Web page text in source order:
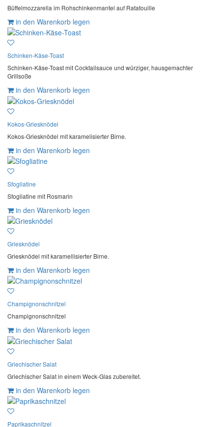
Büffelmozzarella im Rohschinkenmantel auf Ratatouille
in den Warenkorb legen
Schinken-Käse-Toast
Schinken-Käse-Toast mit Cocktailsauce und würziger, hausgemachter
Grillsoße
in den Warenkorb legen
Kokos-Griesknödel
Kokos-Griesknödel mit karamelisierter Birne.
in den Warenkorb legen
Sfogliatine
Sfogliatine mit Rosmarin
in den Warenkorb legen
Griesknödel
Griesknödel mit karamellisierter Birne.
in den Warenkorb legen
Champignonschnitzel
Champignonschnitzel
in den Warenkorb legen
Griechischer Salat
Griechischer Salat in einem Weck-Glas zubereitet.
in den Warenkorb legen
Paprikaschnitzel